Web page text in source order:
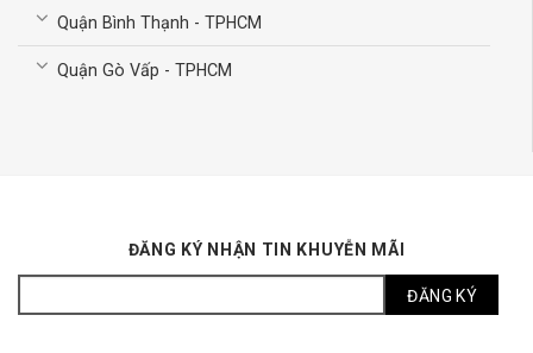
Quận Bình Thạnh - TPHCM
Quận Gò Vấp - TPHCM
ĐĂNG KÝ NHẬN TIN KHUYỄN MÃI